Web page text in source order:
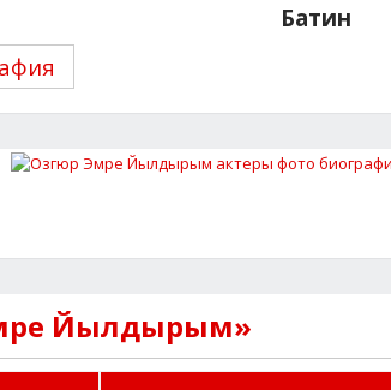
Батин
Йылдырым»